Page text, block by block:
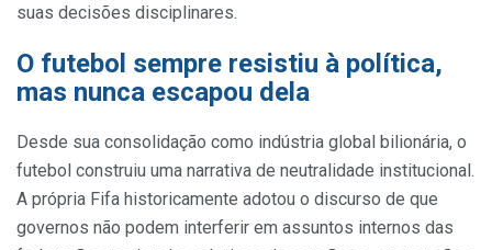
suas decisões disciplinares.
O futebol sempre resistiu à política,
mas nunca escapou dela
Desde sua consolidação como indústria global bilionária, o
futebol construiu uma narrativa de neutralidade institucional.
A própria Fifa historicamente adotou o discurso de que
governos não podem interferir em assuntos internos das